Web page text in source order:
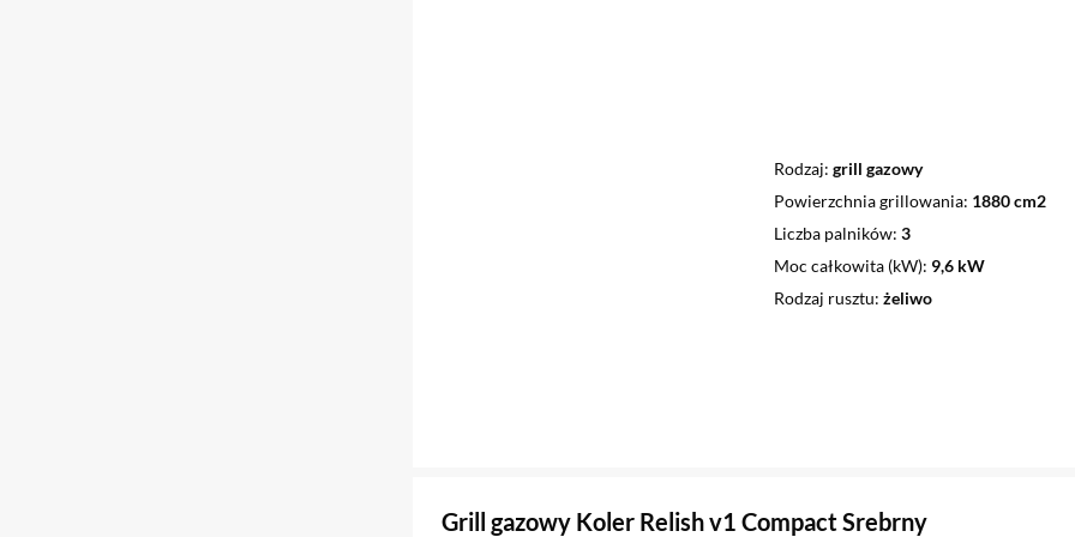
Rodzaj grill gazowy
Powierzchnia grillowania 1880 cm2
Liczba palników 3
Moc całkowita (kW) 9,6 kW
Rodzaj rusztu żeliwo
Grill gazowy Koler Relish v1 Compact Srebrny